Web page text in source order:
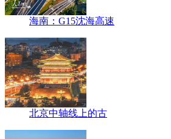
海南：G15沈海高速
北京中轴线上的古